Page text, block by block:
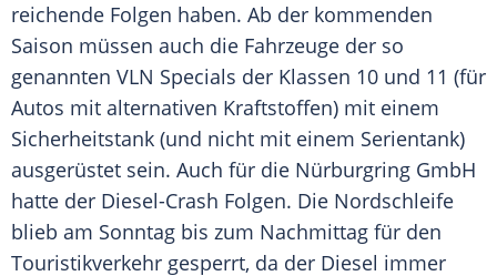
reichende Folgen haben. Ab der kommenden
Saison müssen auch die Fahrzeuge der so
genannten VLN Specials der Klassen 10 und 11 (für
Autos mit alternativen Kraftstoffen) mit einem
Sicherheitstank (und nicht mit einem Serientank)
ausgerüstet sein. Auch für die Nürburgring GmbH
hatte der Diesel-Crash Folgen. Die Nordschleife
blieb am Sonntag bis zum Nachmittag für den
Touristikverkehr gesperrt, da der Diesel immer